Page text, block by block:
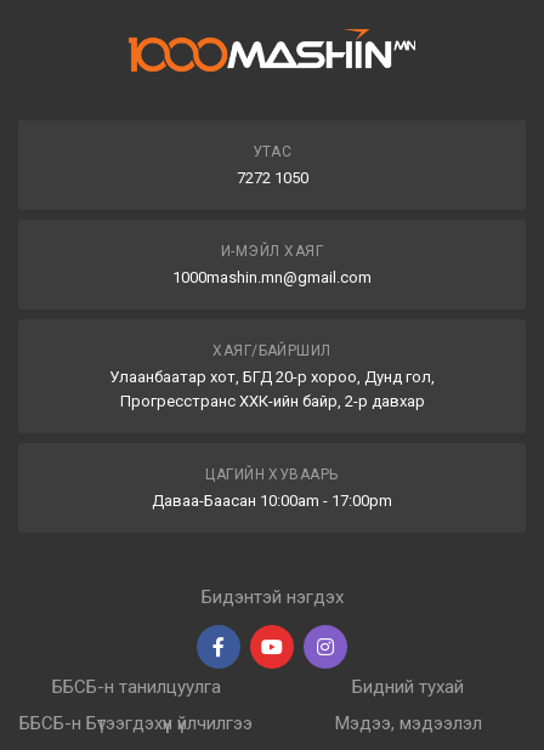
УТАС
7272 1050
И-МЭЙЛ ХАЯГ
1000mashin.mn@gmail.com
ХАЯГ/БАЙРШИЛ
Улаанбаатар хот, БГД 20-р хороо, Дунд гол,
Прогресстранс ХХК-ийн байр, 2-р давхар
ЦАГИЙН ХУВААРЬ
Даваа-Баасан 10:00am - 17:00pm
Бидэнтэй нэгдэх
ББСБ-н танилцуулга
ББСБ-н Бүтээгдэхүүн үйлчилгээ
Бидний тухай
Мэдээ, мэдээлэл